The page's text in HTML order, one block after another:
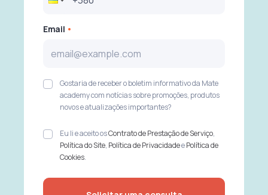
Email
Gostaria de receber o boletim informativo da Mate
academy com notícias sobre promoções, produtos
novos e atualizações importantes?
Eu li e aceito osContrato de Prestação de Serviço,
Política do Site, Política de PrivacidadeePolítica de
Cookies.